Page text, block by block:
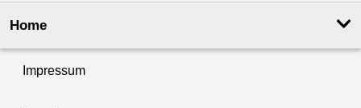
Home
Impressum